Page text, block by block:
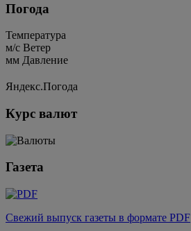
Погода
Температура
м/c Ветер
мм Давление
Яндекс.Погода
Курс валют
Газета
Свежий выпуск газеты в формате PDF